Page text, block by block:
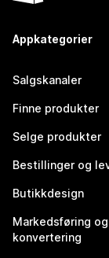
Appkategorier
Salgskanaler
Finne produkter
Selge produkter
Bestillinger og
Butikkdesign
Markedsføring og
konvertering